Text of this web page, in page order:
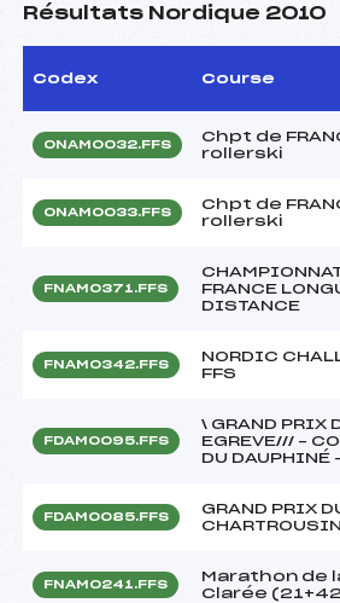
Résultats Nordique 2010
Codex Course
ONAM0032.FFS
Chpt de
rollerski
ONAM0033.FFS
Chpt de
rollerski
FNAM0371.FFS
FRANCE
DISTANCE
FNAM0342.FFS
NORDIC
FFS
FDAM0095.FFS
\ GRAND PRIX
EGREVE/// –
DU DAUPHINÉ
FDAM0085.FFS
GRAND PRIX
FNAM0241.FFS
Marathon de
Clarée